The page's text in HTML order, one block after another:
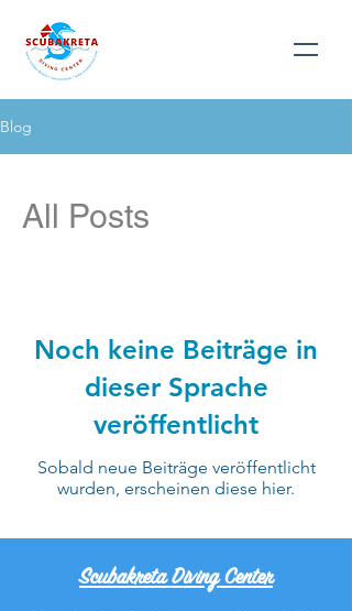
Blog
All Posts
Noch keine Beiträge in
dieser Sprache
veröffentlicht
Sobald neue Beiträge veröffentlicht
wurden, erscheinen diese hier.
Scubakreta Diving Center